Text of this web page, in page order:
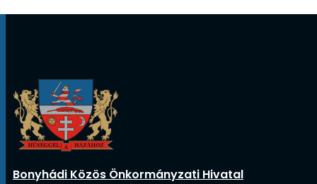
Bonyhádi Közös Önkormányzati Hivatal